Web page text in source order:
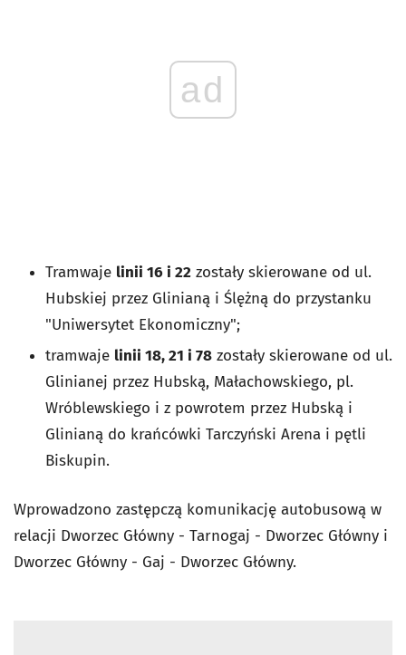
ad
Tramwaje linii 16 i 22 zostały skierowane od ul.
Hubskiej przez Glinianą i Ślężną do przystanku
"Uniwersytet Ekonomiczny";
tramwaje linii 18, 21 i 78 zostały skierowane od ul.
Glinianej przez Hubską, Małachowskiego, pl.
Wróblewskiego i z powrotem przez Hubską i
Glinianą do krańcówki Tarczyński Arena i pętli
Biskupin.
Wprowadzono zastępczą komunikację autobusową w
relacji Dworzec Główny - Tarnogaj - Dworzec Główny i
Dworzec Główny - Gaj - Dworzec Główny.